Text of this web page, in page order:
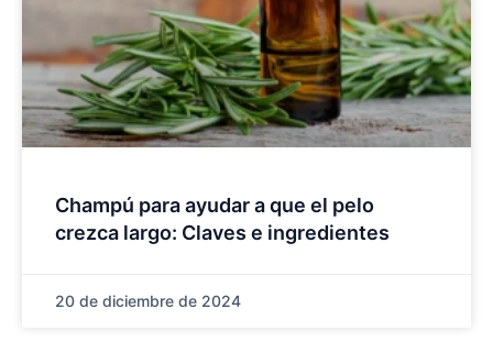
Champú para ayudar a que el pelo
crezca largo: Claves e ingredientes
20 de diciembre de 2024